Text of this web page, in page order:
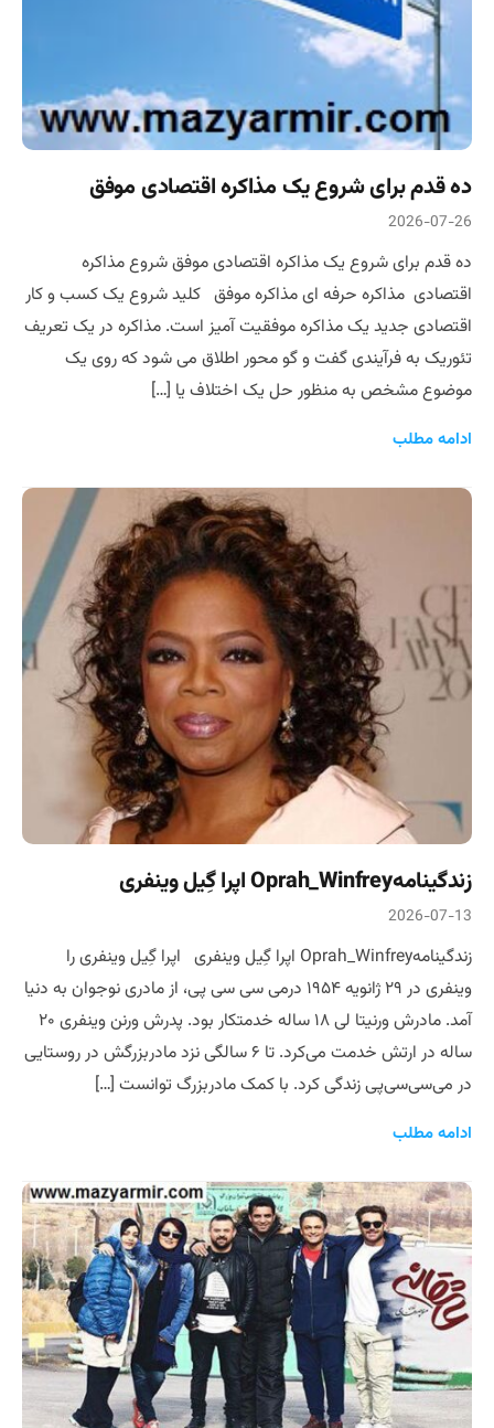
ده قدم برای شروع یک مذاکره اقتصادی موفق
2026-07-26
ده قدم برای شروع یک مذاکره اقتصادی موفق شروع مذاکره
اقتصادی مذاکره حرفه ای مذاکره موفق کلید شروع یک کسب و کار
اقتصادی جدید یک مذاکره موفقیت آمیز است. مذاکره در یک تعریف
تئوریک به فرآیندی گفت و گو محور اطلاق می شود که روی یک
موضوع مشخص به منظور حل یک اختلاف یا […]
ادامه مطلب
زندگینامهOprah_Winfrey اپرا گِیل وینفری
2026-07-13
زندگینامهOprah_Winfrey اپرا گِیل وینفری اپرا گِیل وینفری را
وینفری در ۲۹ ژانویه ۱۹۵۴ درمی سی سی پی، از مادری نوجوان به دنیا
آمد. مادرش ورنیتا لی ۱۸ ساله خدمتکار بود. پدرش ورنن وینفری ۲۰
ساله در ارتش خدمت می‌کرد. تا ۶ سالگی نزد مادربزرگش در روستایی
در می‌سی‌سی‌پی زندگی کرد. با کمک مادربزرگ توانست […]
ادامه مطلب